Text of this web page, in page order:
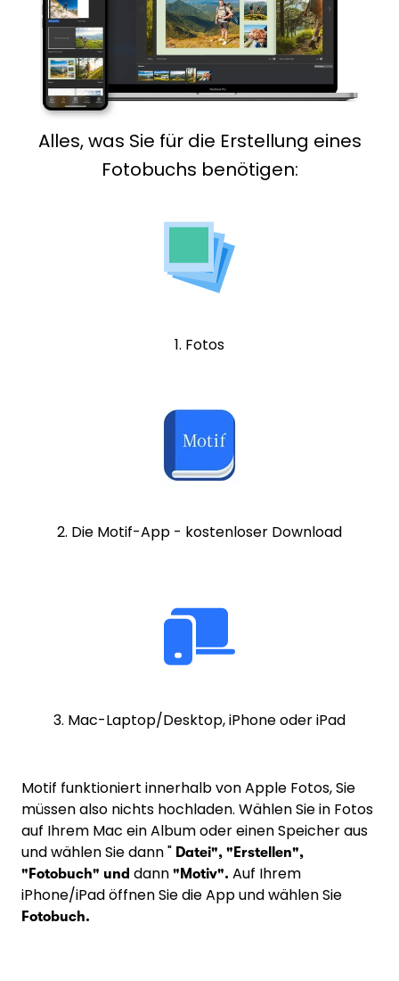
Alles, was Sie für die Erstellung eines
Fotobuchs benötigen:
1. Fotos
2. Die Motif-App - kostenloser Download
3. Mac-Laptop/Desktop, iPhone oder iPad
Motif funktioniert innerhalb von Apple Fotos, Sie
müssen also nichts hochladen. Wählen Sie in Fotos
auf Ihrem Mac ein Album oder einen Speicher aus
und wählen Sie dann " Datei", "Erstellen",
"Fotobuch" und dann "Motiv". Auf Ihrem
iPhone/iPad öffnen Sie die App und wählen Sie
Fotobuch.